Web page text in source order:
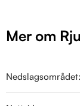
Mer om
Nedslagsområdet: